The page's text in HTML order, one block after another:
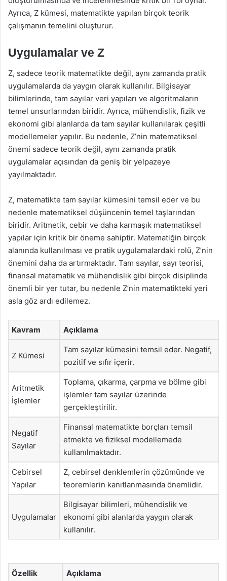
Ayrıca, Z kümesi, matematikte yapılan birçok teorik
çalışmanın temelini oluşturur.
Uygulamalar ve Z
Z, sadece teorik matematikte değil, aynı zamanda pratik
uygulamalarda da yaygın olarak kullanılır. Bilgisayar
bilimlerinde, tam sayılar veri yapıları ve algoritmaların
temel unsurlarından biridir. Ayrıca, mühendislik, fizik ve
ekonomi gibi alanlarda da tam sayılar kullanılarak çeşitli
modellemeler yapılır. Bu nedenle, Z’nin matematiksel
önemi sadece teorik değil, aynı zamanda pratik
uygulamalar açısından da geniş bir yelpazeye
yayılmaktadır.
Z, matematikte tam sayılar kümesini temsil eder ve bu
nedenle matematiksel düşüncenin temel taşlarından
biridir. Aritmetik, cebir ve daha karmaşık matematiksel
yapılar için kritik bir öneme sahiptir. Matematiğin birçok
alanında kullanılması ve pratik uygulamalardaki rolü, Z’nin
önemini daha da artırmaktadır. Tam sayılar, sayı teorisi,
finansal matematik ve mühendislik gibi birçok disiplinde
önemli bir yer tutar, bu nedenle Z’nin matematikteki yeri
asla göz ardı edilemez.
Kavram Açıklama
Z Kümesi
Tam sayılar kümesini temsil eder. Negatif,
pozitif ve sıfır içerir.
Aritmetik
İşlemler
Toplama, çıkarma, çarpma ve bölme gibi
işlemler tam sayılar üzerinde
gerçekleştirilir.
Negatif
Sayılar
Finansal matematikte borçları temsil
etmekte ve fiziksel modellemede
kullanılmaktadır.
Cebirsel
Yapılar
Z, cebirsel denklemlerin çözümünde ve
teoremlerin kanıtlanmasında önemlidir.
Uygulamalar
Bilgisayar bilimleri, mühendislik ve
ekonomi gibi alanlarda yaygın olarak
kullanılır.
Özellik Açıklama